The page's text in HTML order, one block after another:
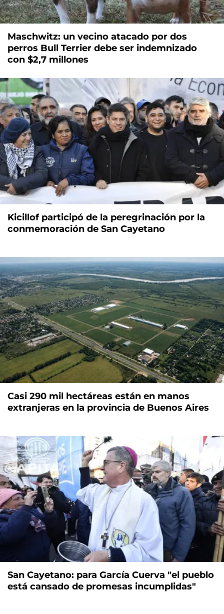
Maschwitz: un vecino atacado por dos
perros Bull Terrier debe ser indemnizado
con $2,7 millones
Kicillof participó de la peregrinación por la
conmemoración de San Cayetano
Casi 290 mil hectáreas están en manos
extranjeras en la provincia de Buenos Aires
San Cayetano: para García Cuerva "el pueblo
está cansado de promesas incumplidas"